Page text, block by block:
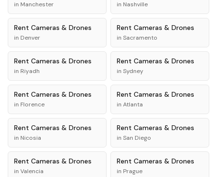
in Manchester in Nashville
Rent Cameras & Drones
in Denver
Rent Cameras & Drones
in Sacramento
Rent Cameras & Drones
in Riyadh
Rent Cameras & Drones
in Sydney
Rent Cameras & Drones
in Florence
Rent Cameras & Drones
in Atlanta
Rent Cameras & Drones
in Nicosia
Rent Cameras & Drones
in San Diego
Rent Cameras & Drones
in Valencia
Rent Cameras & Drones
in Prague